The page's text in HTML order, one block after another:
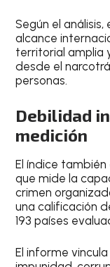
Según el
alcance
territorial amplia
desde el
personas.
Debilidad
medición
El índice también
que mide la
crimen
una calificación
193 países
El informe